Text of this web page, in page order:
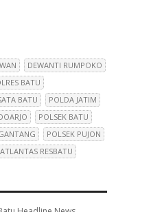
DEWANTI RUMPOKO
BATU
BATU
POLDA JATIM
POLSEK BATU
POLSEK PUJON
RESBATU